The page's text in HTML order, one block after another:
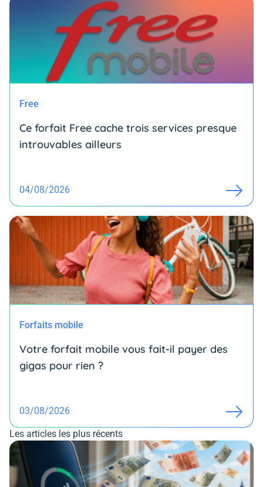
Free
Ce forfait Free cache trois services presque
introuvables ailleurs
04/08/2026
Forfaits mobile
Votre forfait mobile vous fait-il payer des
gigas pour rien ?
03/08/2026
Les articles les plus récents